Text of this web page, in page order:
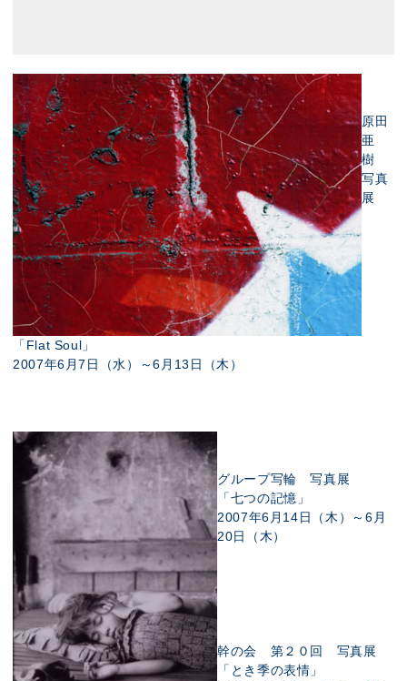
原田
亜
樹
写真
展
「Flat Soul」
2007年6月7日（水）～6月13日（木）
グループ写輪 写真展
「七つの記憶」
2007年6月14日（木）～6月
20日（木）
幹の会 第２０回 写真展
「とき季の表情」